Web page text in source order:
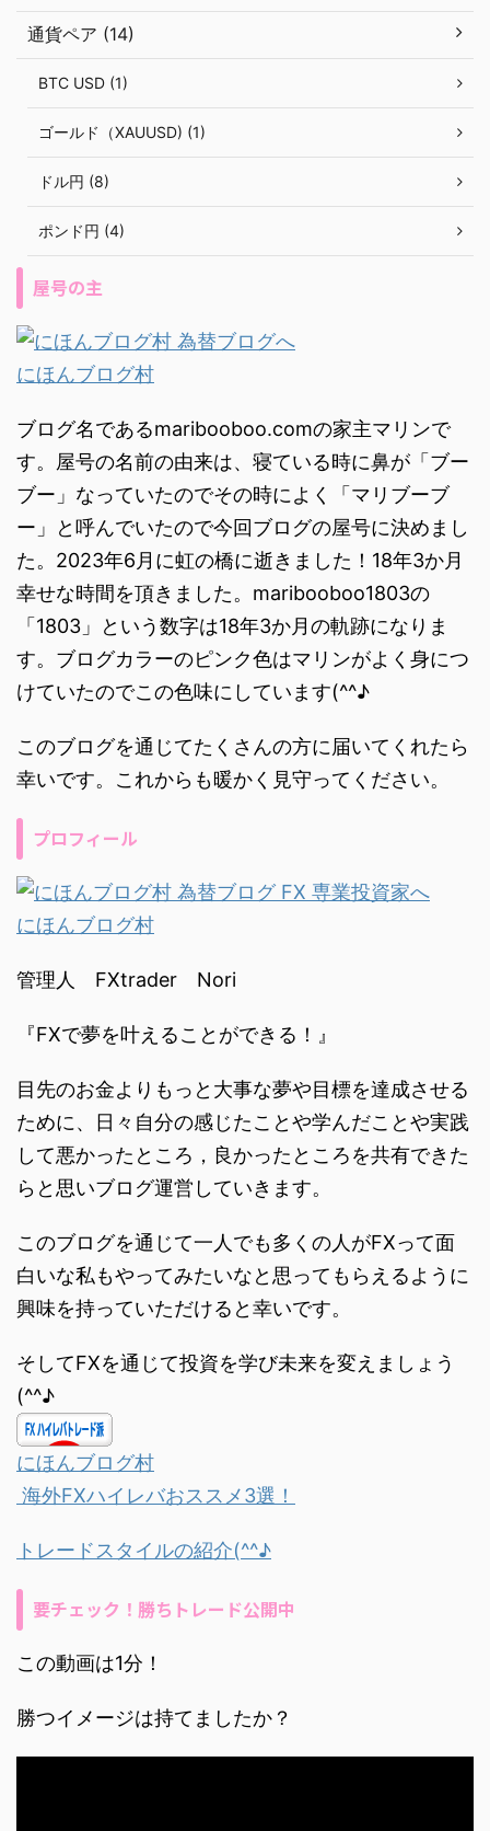
通貨ペア (14)
BTC USD (1)
ゴールド（XAUUSD) (1)
ドル円 (8)
ポンド円 (4)
屋号の主
にほんブログ村
ブログ名であるmaribooboo.comの家主マリンで
す。屋号の名前の由来は、寝ている時に鼻が「ブー
ブー」なっていたのでその時によく「マリブーブ
ー」と呼んでいたので今回ブログの屋号に決めまし
た。2023年6月に虹の橋に逝きました！18年3か月
幸せな時間を頂きました。maribooboo1803の
「1803」という数字は18年3か月の軌跡になりま
す。ブログカラーのピンク色はマリンがよく身につ
けていたのでこの色味にしています(^^♪
このブログを通じてたくさんの方に届いてくれたら
幸いです。これからも暖かく見守ってください。
プロフィール
にほんブログ村
管理人 FXtrader Nori
『FXで夢を叶えることができる！』
目先のお金よりもっと大事な夢や目標を達成させる
ために、日々自分の感じたことや学んだことや実践
して悪かったところ，良かったところを共有できた
らと思いブログ運営していきます。
このブログを通じて一人でも多くの人がFXって面
白いな私もやってみたいなと思ってもらえるように
興味を持っていただけると幸いです。
そしてFXを通じて投資を学び未来を変えましょう
(^^♪
にほんブログ村
海外FXハイレバおススメ3選！
トレードスタイルの紹介(^^♪
要チェック！勝ちトレード公開中
この動画は1分！
勝つイメージは持てましたか？